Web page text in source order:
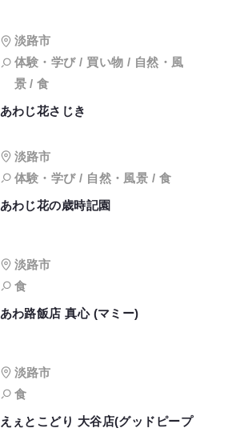
淡路市
体験・学び / 買い物 / 自然・風
景 / 食
あわじ花さじき
淡路市
体験・学び / 自然・風景 / 食
あわじ花の歳時記園
淡路市
食
あわ路飯店 真心 (マミー)
淡路市
食
えぇとこどり 大谷店(グッドピープ